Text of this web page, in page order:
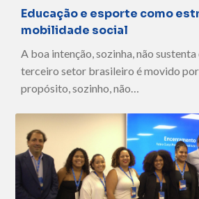
Educação e esporte como
mobilidade social
A boa intenção, sozinha, não
terceiro setor brasileiro é movido
propósito, sozinho, não…